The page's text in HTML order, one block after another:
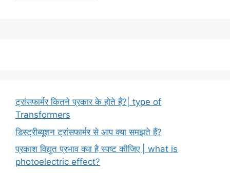
ट्रांसफार्मर कितने प्रकार के होते हैं?| type of
Transformers
डिस्ट्रीब्यूशन ट्रांसफार्मर से आप क्या समझते हैं?
प्रकाश विद्युत प्रभाव क्या है स्पष्ट कीजिए | what is
photoelectric effect?